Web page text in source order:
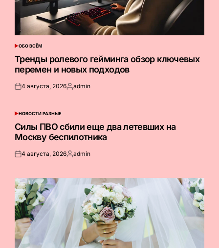
ОПУБЛИКОВАНО
В
ОБО ВСЁМ
Тренды ролевого гейминга обзор ключевых
перемен и новых подходов
Опубликовано
4 августа, 2026Запись
admin
ОПУБЛИКОВАНО
НОВОСТИ РАЗНЫЕ
Силы ПВО сбили еще два летевших на
Москву беспилотника
Опубликовано
4 августа, 2026Запись
admin